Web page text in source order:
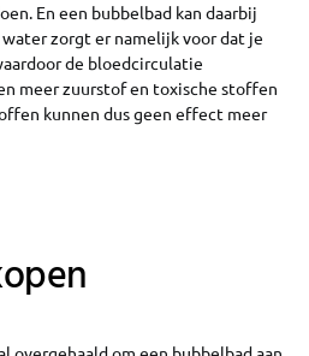
En een bubbelbad kan daarbij
zorgt er namelijk voor dat je
de bloedcirculatie
meer zuurstof en toxische stoffen
kunnen dus geen effect meer